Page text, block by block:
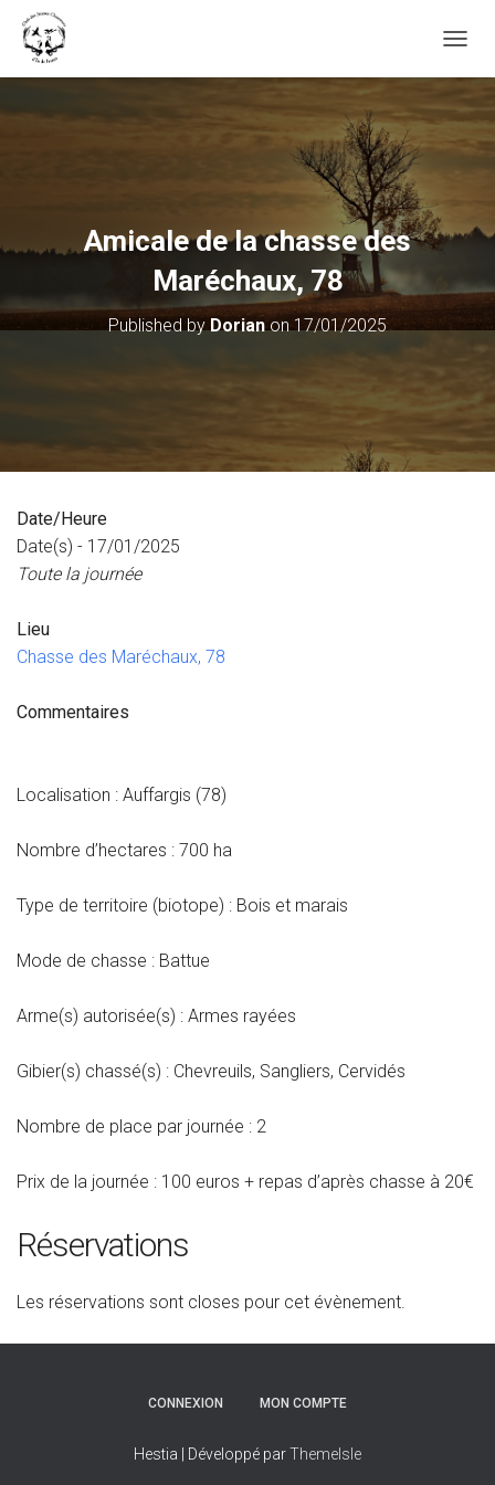
Amicale de la chasse des
Maréchaux, 78
Published byDorianon17/01/2025
Date/Heure
Date(s) - 17/01/2025
Toute la journée
Lieu
Chasse des Maréchaux, 78
Commentaires
Localisation : Auffargis (78)
Nombre d’hectares : 700 ha
Type de territoire (biotope) : Bois et marais
Mode de chasse : Battue
Arme(s) autorisée(s) : Armes rayées
Gibier(s) chassé(s) : Chevreuils, Sangliers, Cervidés
Nombre de place par journée : 2
Prix de la journée : 100 euros + repas d’après chasse à 20€
Réservations
Les réservations sont closes pour cet évènement.
CONNEXION MON COMPTE
Hestia | Développé parThemeIsle